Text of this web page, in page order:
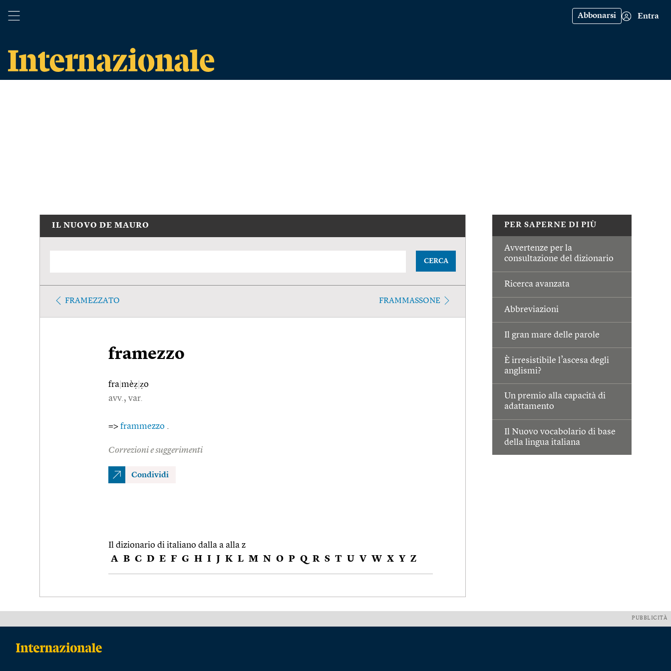
Abbonarsi Entra
PER SAPERNE DI PIÙ
Avvertenze per la
consultazione del dizionario
Ricerca avanzata
Abbreviazioni
Il gran mare delle parole
È irresistibile l’ascesa degli
anglismi?
Un premio alla capacità di
adattamento
Il Nuovo vocabolario di base
della lingua italiana
IL NUOVO DE MAURO
CERCA
FRAMEZZATO FRAMMASSONE
framezzo
fra mèẓ ẓo
avv., var.
=> frammezzo .
Correzioni e suggerimenti
Condividi
Il dizionario di italiano dalla a alla z
A B C D E F G H I J K L M N O P Q R S T U V W X Y Z
PUBBLICITÀ